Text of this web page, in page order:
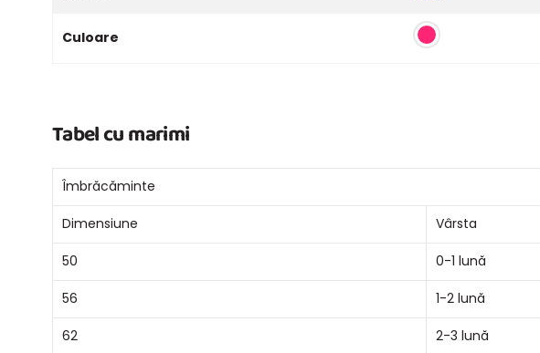
Culoare
Tabel cu marimi
Îmbrăcăminte
Dimensiune Vârsta
50 0-1 lună
56 1-2 lună
62 2-3 lună